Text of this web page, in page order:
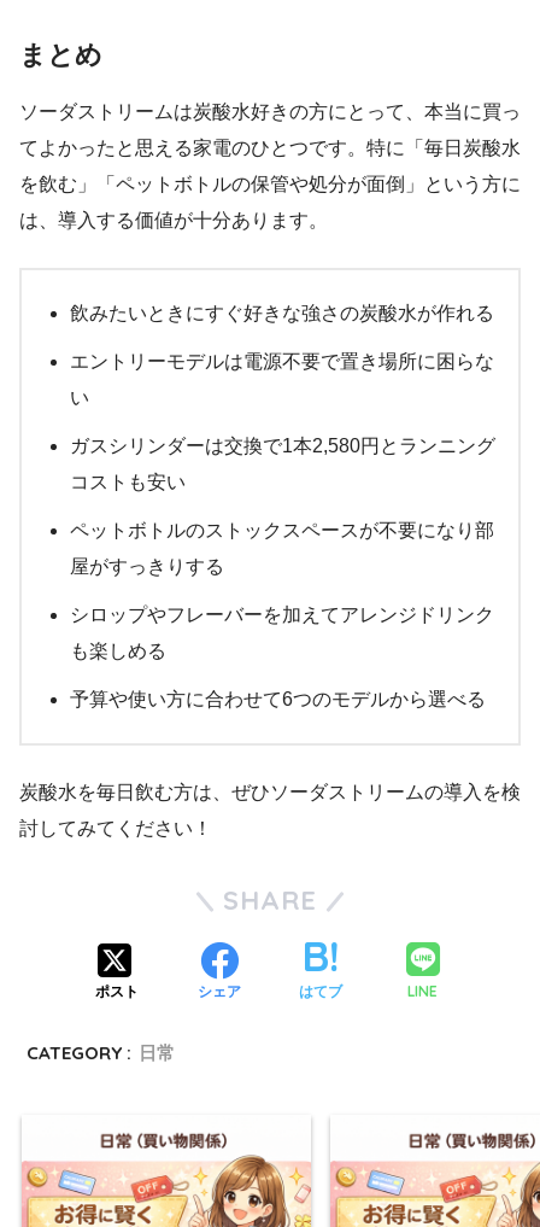
まとめ
ソーダストリームは炭酸水好きの方にとって、本当に買っ
てよかったと思える家電のひとつです。特に「毎日炭酸水
を飲む」「ペットボトルの保管や処分が面倒」という方に
は、導入する価値が十分あります。
飲みたいときにすぐ好きな強さの炭酸水が作れる
エントリーモデルは電源不要で置き場所に困らな
い
ガスシリンダーは交換で1本2,580円とランニング
コストも安い
ペットボトルのストックスペースが不要になり部
屋がすっきりする
シロップやフレーバーを加えてアレンジドリンク
も楽しめる
予算や使い方に合わせて6つのモデルから選べる
炭酸水を毎日飲む方は、ぜひソーダストリームの導入を検
討してみてください！
SHARE
ポスト シェア はてブ LINE
CATEGORY : 日常